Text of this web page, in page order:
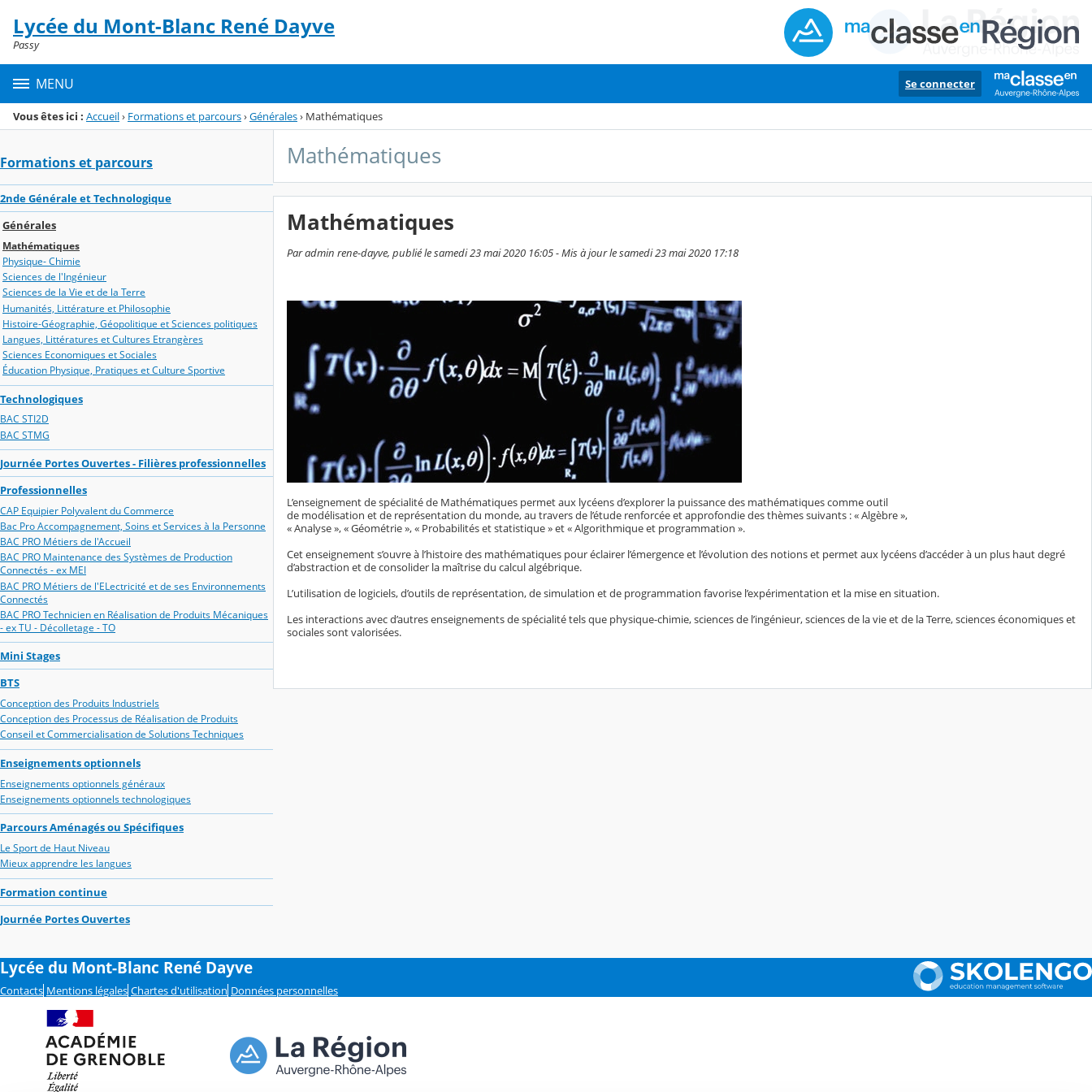
Menu de la rubrique
Contenu
Lycée du Mont-Blanc René Dayve
Passy
MENU Se connecter
Vous êtes ici : Accueil› Formations et parcours›Générales› Mathématiques
Formations et parcours
2nde Générale et Technologique
Générales
Mathématiques
Physique- Chimie
Sciences de l'Ingénieur
Sciences de la Vie et de la Terre
Humanités, Littérature et Philosophie
Histoire-Géographie, Géopolitique et Sciences politiques
Langues, Littératures et Cultures Etrangères
Sciences Economiques et Sociales
Éducation Physique, Pratiques et Culture Sportive
Technologiques
BAC STI2D
BAC STMG
Journée Portes Ouvertes - Filières professionnelles
Professionnelles
CAP Equipier Polyvalent du Commerce
Bac Pro Accompagnement, Soins et Services à la Personne
BAC PRO Métiers de l'Accueil
BAC PRO Maintenance des Systèmes de Production
Connectés - ex MEI
BAC PRO Métiers de l'ELectricité et de ses Environnements
Connectés
BAC PRO Technicien en Réalisation de Produits Mécaniques
- ex TU - Décolletage - TO
Mini Stages
BTS
Conception des Produits Industriels
Conception des Processus de Réalisation de Produits
Conseil et Commercialisation de Solutions Techniques
Enseignements optionnels
Enseignements optionnels généraux
Enseignements optionnels technologiques
Parcours Aménagés ou Spécifiques
Le Sport de Haut Niveau
Mieux apprendre les langues
Formation continue
Journée Portes Ouvertes
Mathématiques
Mathématiques
Par admin rene-dayve, publié le samedi 23 mai 2020 16:05 - Mis à jour le samedi 23 mai 2020 17:18
L’enseignement de spécialité de Mathématiques permet aux lycéens d’explorer la puissance des mathématiques comme outil
de modélisation et de représentation du monde, au travers de l’étude renforcée et approfondie des thèmes suivants : « Algèbre »,
« Analyse », « Géométrie », « Probabilités et statistique » et « Algorithmique et programmation ».
Cet enseignement s’ouvre à l’histoire des mathématiques pour éclairer l’émergence et l’évolution des notions et permet aux lycéens d’accéder à un plus haut degré
d’abstraction et de consolider la maîtrise du calcul algébrique.
L’utilisation de logiciels, d’outils de représentation, de simulation et de programmation favorise l’expérimentation et la mise en situation.
Les interactions avec d’autres enseignements de spécialité tels que physique-chimie, sciences de l’ingénieur, sciences de la vie et de la Terre, sciences économiques et
sociales sont valorisées.
Lycée du Mont-Blanc René Dayve
Contacts Mentions légales Chartes d'utilisation Données personnelles